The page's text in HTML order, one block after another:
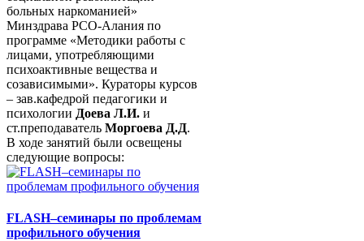
больных наркоманией»
Минздрава РСО-Алания по
программе «Методики работы с
лицами, употребляющими
психоактивные вещества и
созависимыми». Кураторы курсов
– зав.кафедрой педагогики и
психологии Доева Л.И. и
ст.преподаватель Моргоева Д.Д.
В ходе занятий были освещены
следующие вопросы:
FLASH–семинары по проблемам
профильного обучения